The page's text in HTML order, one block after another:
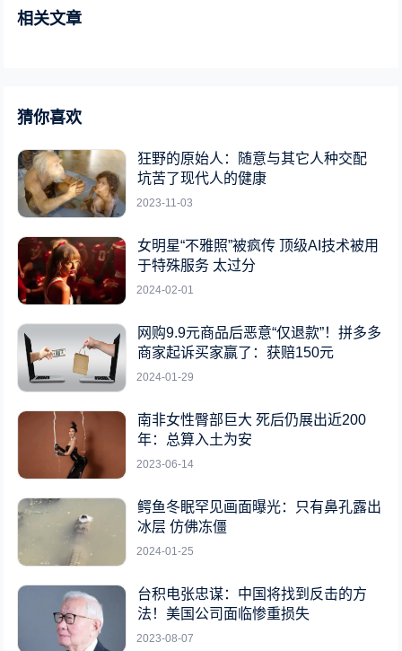
相关文章
猜你喜欢
狂野的原始人：随意与其它人种交配
坑苦了现代人的健康
2023-11-03
女明星“不雅照”被疯传 顶级AI技术被用
于特殊服务 太过分
2024-02-01
网购9.9元商品后恶意“仅退款”！拼多多
商家起诉买家赢了：获赔150元
2024-01-29
南非女性臀部巨大 死后仍展出近200
年：总算入土为安
2023-06-14
鳄鱼冬眠罕见画面曝光：只有鼻孔露出
冰层 仿佛冻僵
2024-01-25
台积电张忠谋：中国将找到反击的方
法！美国公司面临惨重损失
2023-08-07